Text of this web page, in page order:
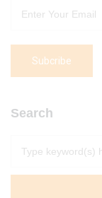
Search